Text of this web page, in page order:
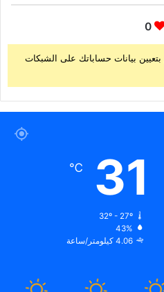
0
بيانات حساباتك على الشبكات
31
℃
32º - 27º
43%
4.06 كيلومتر/ساعة